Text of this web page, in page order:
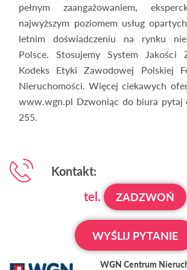
pełnym zaangażowaniem,
najwyższym poziomem usług
letnim doświadczeniu na rynku
Polsce. Stosujemy System
Kodeks Etyki Zawodowej Polskiej
Nieruchomości. Więcej ciekawych
www.wgn.pl Dzwoniąc do biura pytaj
255.
Kontakt:
tel.
ZADZWOŃ
WYŚLIJ PYTANIE
WGN Centrum